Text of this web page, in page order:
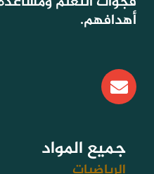
أهدافهم.
E
n
v
l
o
جميع المواد